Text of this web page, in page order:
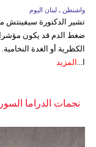
واشنطن ـ لبنان اليوم
تشير الدكتورة سيفينتش
ضغط الدم قد يكون مؤشرا
الكظرية أو الغدة
ا...
المزيد
نجمات الدراما